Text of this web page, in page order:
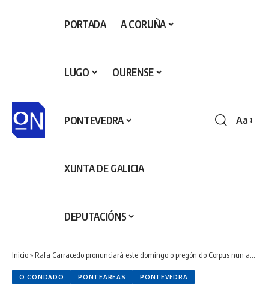
PORTADA A CORUÑA
LUGO OURENSE
PONTEVEDRA
XUNTA DE GALICIA
DEPUTACIÓNS
Aa
Inicio» Rafa Carracedo pronunciará este domingo o pregón do Corpus nun acto no que Ponteareas nomeará Fillos Predilectos a Alfonso Pexegueiro e Borja Gómez
O CONDADO PONTEAREAS PONTEVEDRA